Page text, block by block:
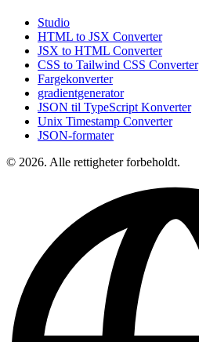
Studio
HTML to JSX Converter
JSX to HTML Converter
CSS to Tailwind CSS Converter
Fargekonverter
gradientgenerator
JSON til TypeScript Konverter
Unix Timestamp Converter
JSON-formater
© 2026. Alle rettigheter forbeholdt.